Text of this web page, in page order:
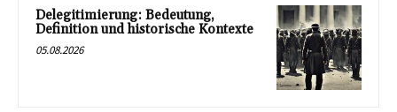
Delegitimierung: Bedeutung,
Definition und historische Kontexte
05.08.2026